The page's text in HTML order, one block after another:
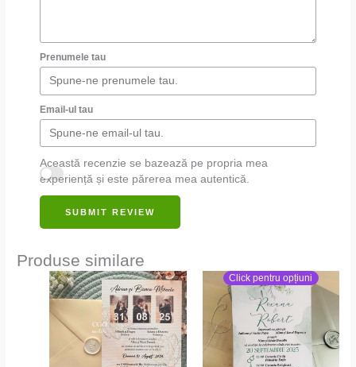
Prenumele tau
Email-ul tau
Această recenzie se bazează pe propria mea
experiență și este părerea mea autentică.
SUBMIT REVIEW
Produse similare
Click pentru opțiuni